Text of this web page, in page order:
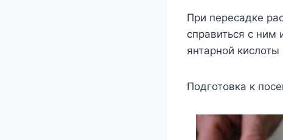
При пересадке
справиться с ним
янтарной кислоты
Подготовка к